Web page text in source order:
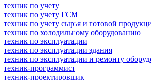
техник по учету
техник по учету ГСМ
техник по учету сырья и готовой
техник по холодильному оборудованию
техник по эксплуатации
техник по эксплуатации здания
техник по эксплуатации и ремонту
техник-программист
техник-проектировщик